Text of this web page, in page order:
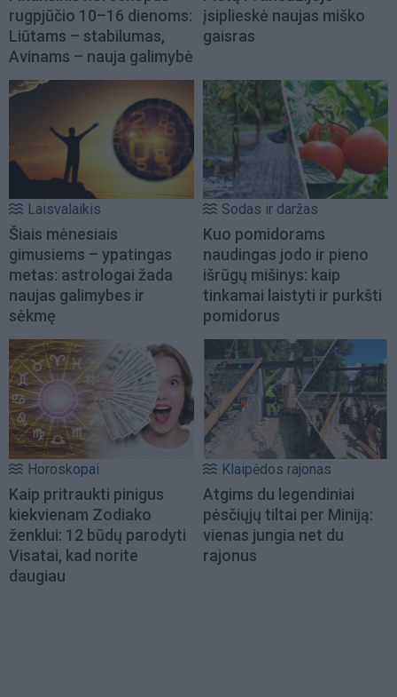
rugpjūčio 10–16 dienoms:
Liūtams – stabilumas,
Avinams – nauja galimybė
įsiplieskė naujas miško
gaisras
Laisvalaikis
Šiais mėnesiais
gimusiems – ypatingas
metas: astrologai žada
naujas galimybes ir
sėkmę
Sodas ir daržas
Kuo pomidorams
naudingas jodo ir pieno
išrūgų mišinys: kaip
tinkamai laistyti ir purkšti
pomidorus
Horoskopai
Kaip pritraukti pinigus
kiekvienam Zodiako
ženklui: 12 būdų parodyti
Visatai, kad norite
daugiau
Klaipėdos rajonas
Atgims du legendiniai
pėsčiųjų tiltai per Miniją:
vienas jungia net du
rajonus